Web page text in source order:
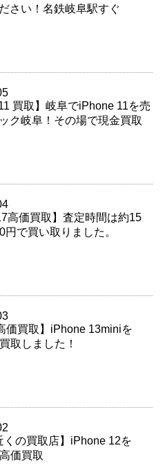
さい！名鉄岐阜駅すぐ
買取】岐阜でiPhone 11を売
ク岐阜！その場で現金買取
高価買取】査定時間は約15
円で買い取りました。
価買取】iPhone 13miniを
取しました！
くの買取店】iPhone 12を
価買取